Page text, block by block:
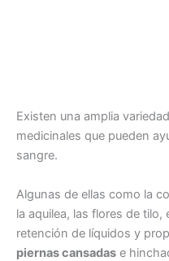
Existen una amplia
medicinales que pueden
sangre.
Algunas de ellas como la
la aquilea, las flores de
retención de líquidos y
piernas cansadas e